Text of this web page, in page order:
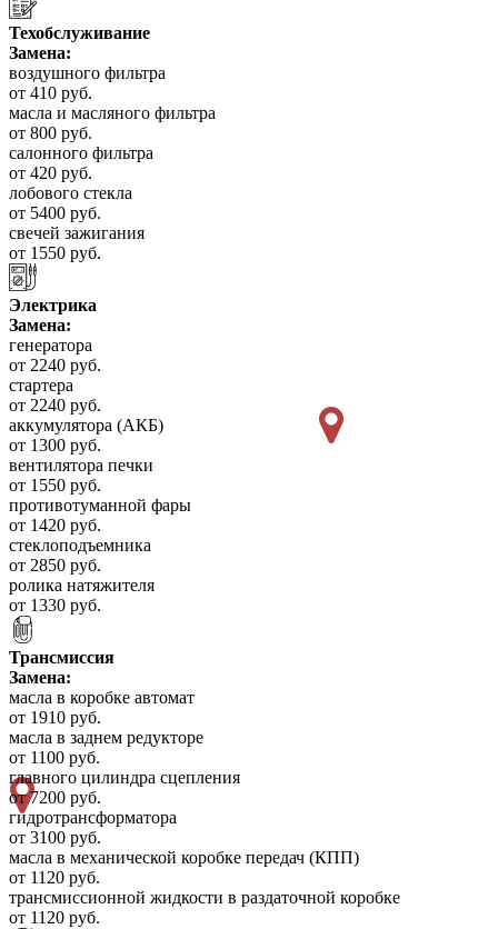
Техобслуживание
Замена:
воздушного фильтра
от 410 руб.
масла и масляного фильтра
от 800 руб.
салонного фильтра
от 420 руб.
лобового стекла
от 5400 руб.
свечей зажигания
от 1550 руб.
Электрика
Замена:
генератора
от 2240 руб.
стартера
от 2240 руб.
аккумулятора (АКБ)
от 1300 руб.
вентилятора печки
от 1550 руб.
противотуманной фары
от 1420 руб.
стеклоподъемника
от 2850 руб.
ролика натяжителя
от 1330 руб.
Трансмиссия
Замена:
масла в коробке автомат
от 1910 руб.
масла в заднем редукторе
от 1100 руб.
главного цилиндра сцепления
от 7200 руб.
гидротрансформатора
от 3100 руб.
масла в механической коробке передач (КПП)
от 1120 руб.
трансмиссионной жидкости в раздаточной коробке
от 1120 руб.